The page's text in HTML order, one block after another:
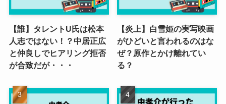
【誰】タレントU氏は松本
人志ではない！？中居正広
と仲良しでヒアリング拒否
が合致だが・・・
【炎上】白雪姫の実写映画
がひどいと言われるのはな
ぜ？原作とかけ離れてい
る？